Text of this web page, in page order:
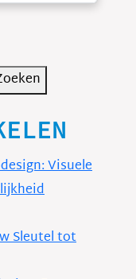
Visuele
Sleutel tot